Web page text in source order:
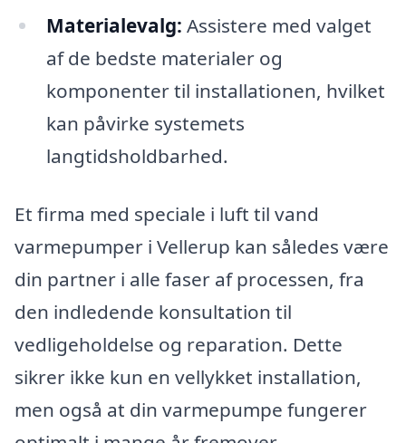
Materialevalg: Assistere med valget
af de bedste materialer og
komponenter til installationen, hvilket
kan påvirke systemets
langtidsholdbarhed.
Et firma med speciale i luft til vand
varmepumper i Vellerup kan således være
din partner i alle faser af processen, fra
den indledende konsultation til
vedligeholdelse og reparation. Dette
sikrer ikke kun en vellykket installation,
men også at din varmepumpe fungerer